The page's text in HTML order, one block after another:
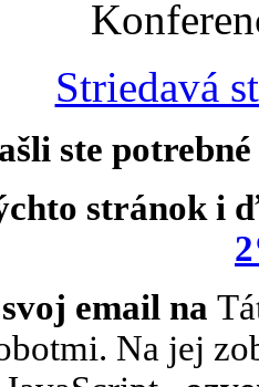
Striedavá
ste
stránok i
email na
Na jej